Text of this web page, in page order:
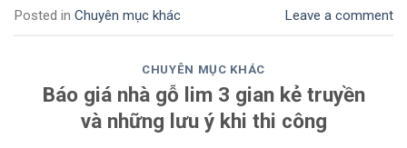
Posted in Chuyên mục khác Leave a comment
CHUYÊN MỤC KHÁC
Báo giá nhà gỗ lim 3 gian kẻ truyền
và những lưu ý khi thi công